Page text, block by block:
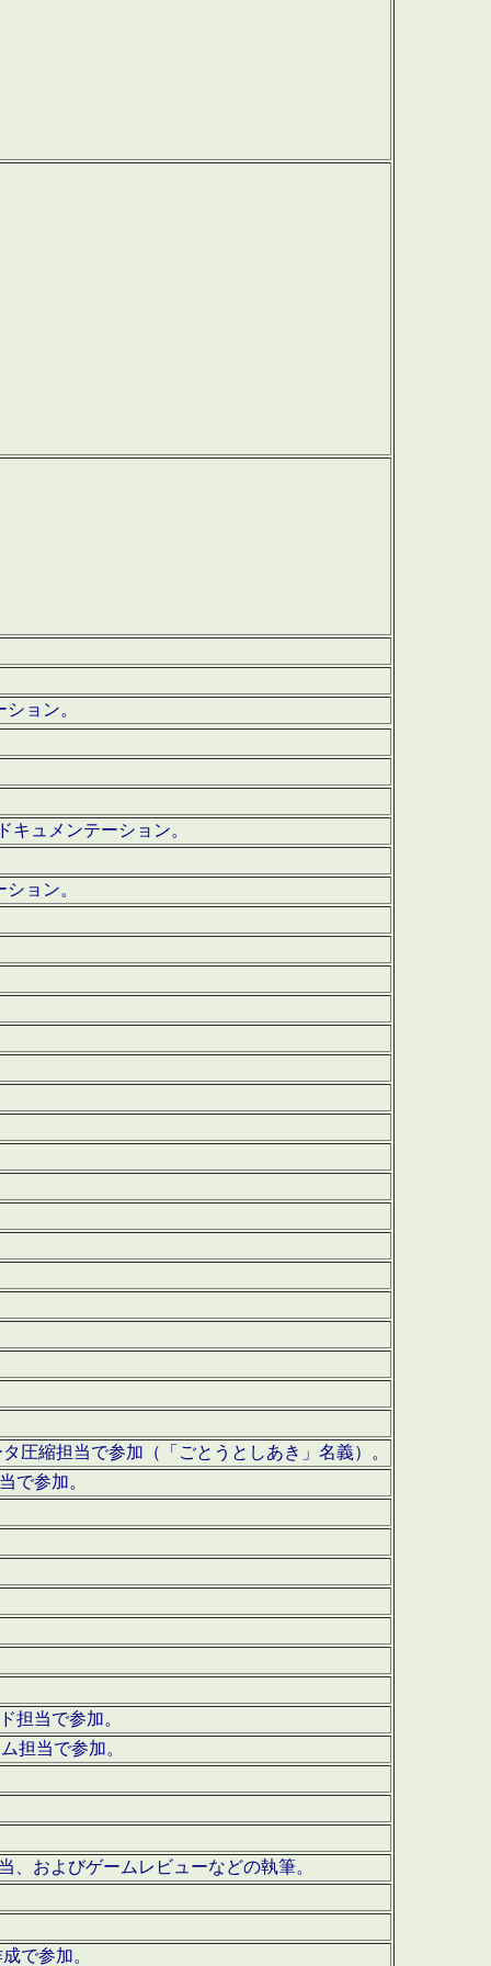
ョン。
キュメンテーション。
ョン。
圧縮担当で参加（「ごとうとしあき」名義）。
で参加。
担当で参加。
担当で参加。
、およびゲームレビューなどの執筆。
で参加。